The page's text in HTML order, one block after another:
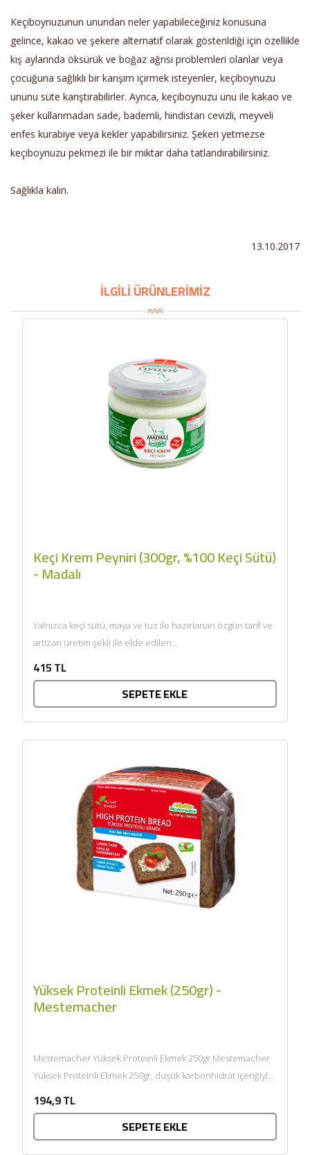
Keçiboynuzunun unundan neler yapabileceğiniz konusuna
gelince, kakao ve şekere alternatif olarak gösterildiği için özellikle
kış aylarında öksürük ve boğaz ağrısı problemleri olanlar veya
çocuğuna sağlıklı bir karışım içirmek isteyenler, keçiboynuzu
ununu süte karıştırabilirler. Ayrıca, keçiboynuzu unu ile kakao ve
şeker kullanmadan sade, bademli, hindistan cevizli, meyveli
enfes kurabiye veya kekler yapabilirsiniz. Şekeri yetmezse
keçiboynuzu pekmezi ile bir miktar daha tatlandırabilirsiniz.
Sağlıkla kalın.
13.10.2017
İLGİLİ ÜRÜNLERİMİZ
Keçi Krem Peyniri (300gr, %100 Keçi Sütü)
- Madalı
Yalnızca keçi sütü, maya ve tuz ile hazırlanan özgün tarif ve
artizan üretim şekli ile elde edilen...
415 TL
SEPETE EKLE
Yüksek Proteinli Ekmek (250gr) -
Mestemacher
Mestemacher Yüksek Proteinli Ekmek 250gr Mestemacher
Yüksek Proteinli Ekmek 250gr, düşük karbonhidrat içeriğiyle
194,9 TL
SEPETE EKLE